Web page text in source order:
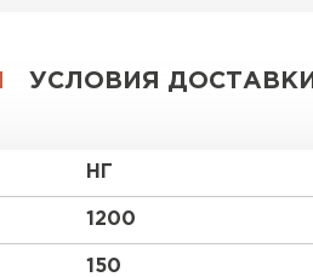
УСЛОВИЯ ДОСТАВКИ
НГ
1200
150